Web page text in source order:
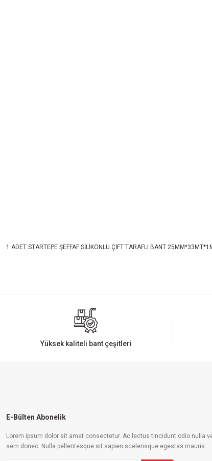
1 ADET STARTEPE ŞEFFAF SİLİKONLU ÇİFT TARAFLI BANT
Ürün resmi kalitesiz, bozuk veya görüntülenemiyor.
Ürün açıklamasında eksik bilgiler bulunuyor.
Yüksek kaliteli bant çeşitleri
E-Bülten Abonelik
Lorem ipsum dolor sit amet consectetur. Ac lectus tincidunt odio nulla
sem donec. Nulla pellentesque sit sapien scelerisque egestas mauris.